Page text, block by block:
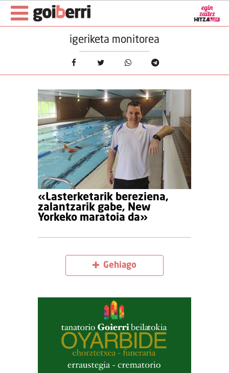
igeriketa monitorea
«Lasterketarik bereziena,
zalantzarik gabe, New
Yorkeko maratoia da»
Gehiago